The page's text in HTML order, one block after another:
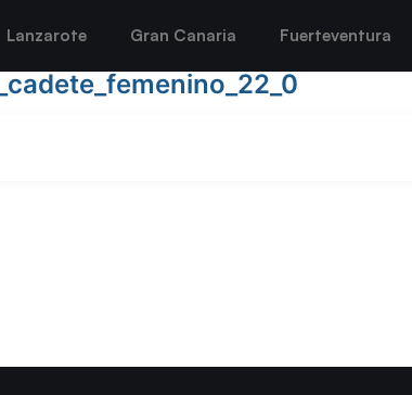
Lanzarote Gran Canaria Fuerteventura